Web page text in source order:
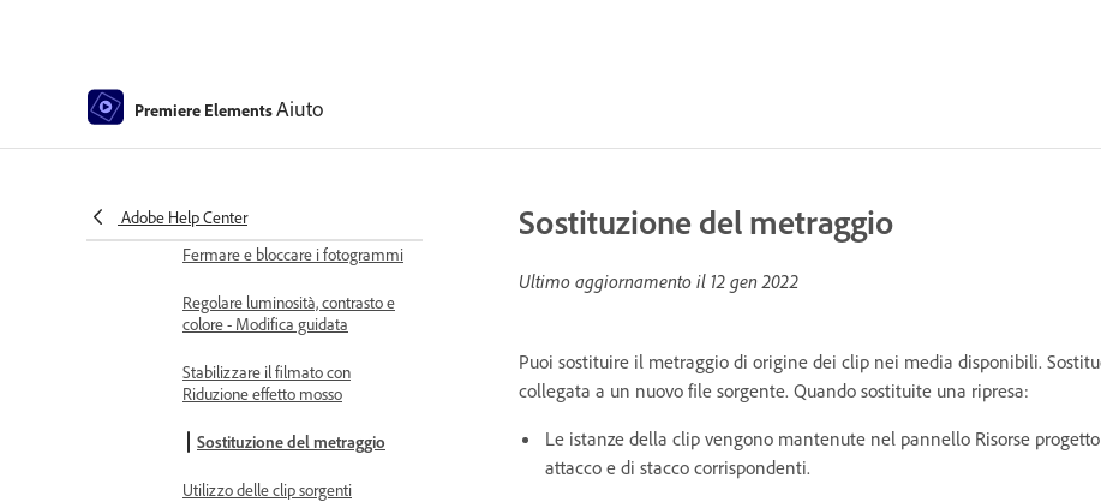
Premiere ElementsAiuto
Adobe Help Center
Suddividere le clip
Fermare e bloccare i fotogrammi
Regolare luminosità, contrasto e
colore - Modifica guidata
Stabilizzare il filmato con
Riduzione effetto mosso
Sostituzione del metraggio
Utilizzo delle clip sorgenti
Sostituzione del metraggio
Ultimo aggiornamento il 12 gen 2022
Puoi sostituire il metraggio di origine dei clip nei media disponibili.
collegata a un nuovo file sorgente. Quando sostituite una ripresa:
Le istanze della clip vengono mantenute nel pannello Risorse
attacco e di stacco corrispondenti.